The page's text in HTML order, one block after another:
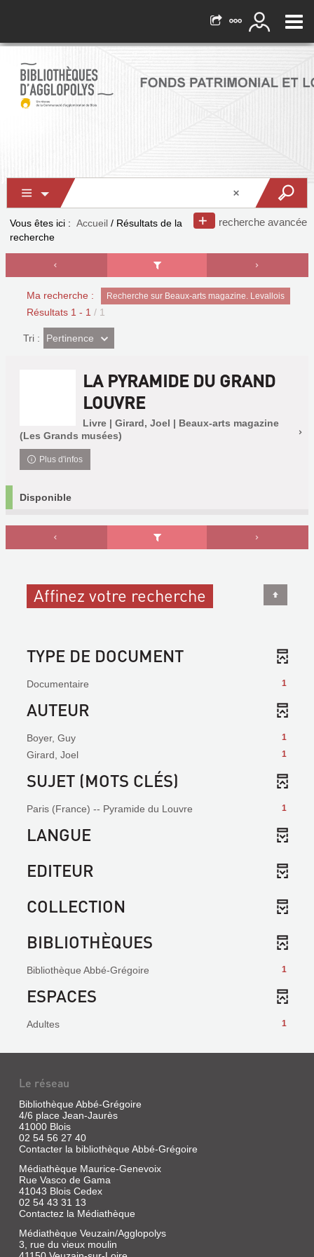
recherche avancée
Vous êtes ici : Accueil / Résultats de la
recherche
Ma recherche : Recherche sur Beaux-arts magazine. Levallois
Résultats 1 - 1 / 1
Tri : (Effet
imédiat)
Pertinence
LA PYRAMIDE DU GRAND
LOUVRE
Livre | Girard, Joel | Beaux-arts magazine
(Les Grands musées)
Plus d'infos
Disponible
Affinez votre recherche
TYPE DE DOCUMENT
1
Documentaire
AUTEUR
1
Boyer, Guy
1
Girard, Joel
SUJET (MOTS CLÉS)
1
Paris (France) -- Pyramide du Louvre
LANGUE
EDITEUR
COLLECTION
BIBLIOTHÈQUES
1
Bibliothèque Abbé-Grégoire
ESPACES
1
Adultes
Le réseau
Bibliothèque Abbé-Grégoire
4/6 place Jean-Jaurès
41000 Blois
02 54 56 27 40
Contacter la bibliothèque Abbé-Grégoire
Médiathèque Maurice-Genevoix
Rue Vasco de Gama
41043 Blois Cedex
02 54 43 31 13
Contactez la Médiathèque
Médiathèque Veuzain/Agglopolys
3, rue du vieux moulin